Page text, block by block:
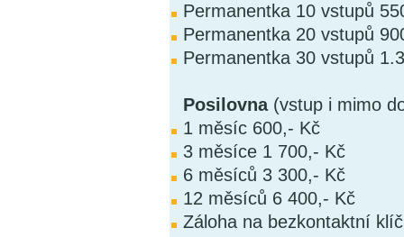
Permanentka 10 vstupů
Permanentka 20 vstupů
Permanentka 30 vstupů
Posilovna(vstup i mimo
1 měsíc 600,- Kč
3 měsíce 1 700,- Kč
6 měsíců 3 300,- Kč
12 měsíců 6 400,- Kč
Záloha na bezkontaktní